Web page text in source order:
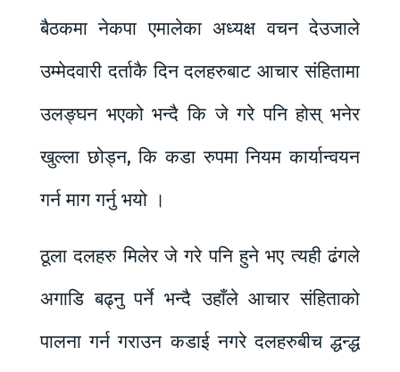
बैठकमा नेकपा एमालेका अध्यक्ष वचन देउजाले
उम्मेदवारी दर्ताकै दिन दलहरुबाट आचार संहितामा
उलङ्घन भएको भन्दै कि जे गरे पनि होस् भनेर
खुल्ला छोड्न, कि कडा रुपमा नियम कार्यान्वयन
गर्न माग गर्नु भयो ।
ठूला दलहरु मिलेर जे गरे पनि हुने भए त्यही ढंगले
अगाडि बढ्नु पर्ने भन्दै उहाँले आचार संहिताको
पालना गर्न गराउन कडाई नगरे दलहरुबीच द्धन्द्ध